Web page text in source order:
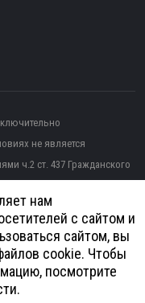
не является
ч.2 ст. 437 Гражданского
нам
с сайтом и
сайтом, вы
cookie. Чтобы
посмотрите
.